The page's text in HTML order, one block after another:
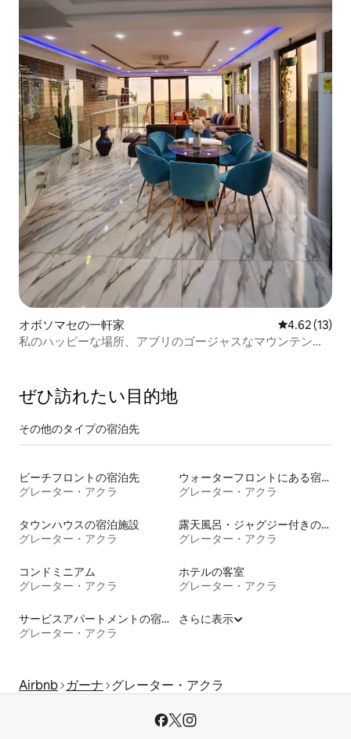
オボソマセの一軒家 レビュー13
4.62 (13)
私のハッピーな場所、アブリのゴージャスなマウンテンビ
ぜひ訪⁠れ⁠た⁠い目⁠的⁠地
その他のタ⁠イ⁠プ⁠の宿⁠泊⁠先
ビーチフロントの宿泊先
グレーター・アクラ
ウォーターフロントにある宿泊施設
グレーター・アクラ
タウンハウスの宿泊施設
グレーター・アクラ
露天風呂・ジャグジー付きの宿泊施設
グレーター・アクラ
コンドミニアム
グレーター・アクラ
ホテルの客室
グレーター・アクラ
サービスアパートメントの宿泊施設
グレーター・アクラ
さらに表示
Airbnb ガーナ グレーター・アクラ